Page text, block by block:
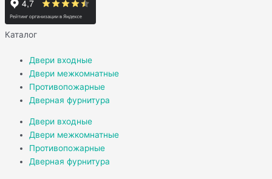
Каталог
Двери входные
Двери межкомнатные
Противопожарные
Дверная фурнитура
Двери входные
Двери межкомнатные
Противопожарные
Дверная фурнитура